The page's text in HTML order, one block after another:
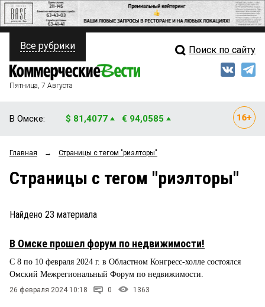
ПОЛИТИКА
ФИНАНСЫ
ОБЩЕСТВО
ЗАКОН
НОВОСТИ КОМПАНИЙ
СТИЛЬ ЖИЗНИ
Свежий выпуск
Мнения
Рейтинги
Все рубрики Поиск по сайту
Пятница, 7 Августа
В Омске: $ 81,4077 € 94,0585
Главная → Страницы c тегом "риэлторы"
Страницы c тегом "риэлторы"
Найдено 23 материала
В Омске прошел форум по недвижимости!
С 8 по 10 февраля 2024 г. в Областном Конгресс-холле состоялся
Омский Межрегиональный Форум по недвижимости.
26 февраля 2024 10:18 0 1363